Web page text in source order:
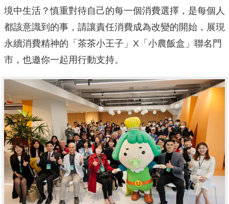
境中生活？慎重對待自己的每一個消費選擇，是每個人
都該意識到的事，請讓責任消費成為改變的開始，展現
永續消費精神的「茶茶小王子」X「小農飯盒」聯名門
市，也邀你一起用行動支持。